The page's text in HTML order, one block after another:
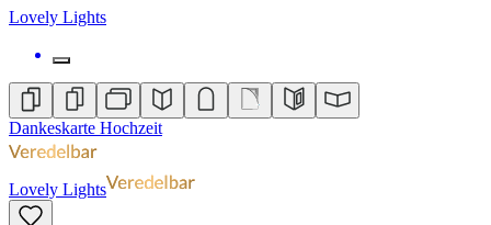
Lovely Lights
Dankeskarte Hochzeit
Lovely Lights